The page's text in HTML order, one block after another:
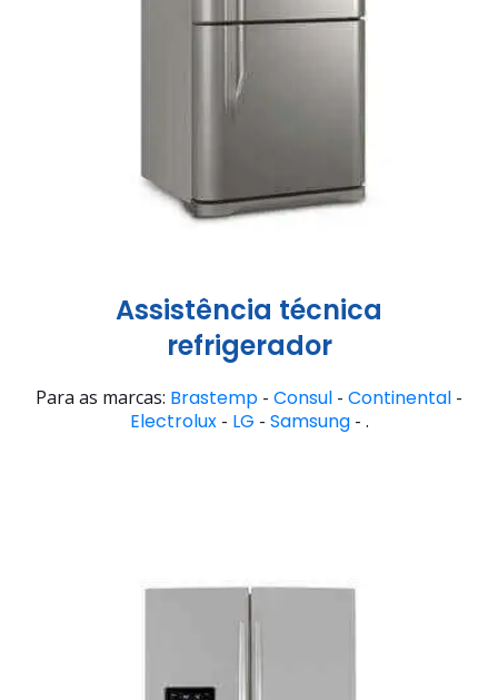
Assistência técnica
refrigerador
Para as marcas: Brastemp - Consul - Continental -
Electrolux- LG - Samsung- .